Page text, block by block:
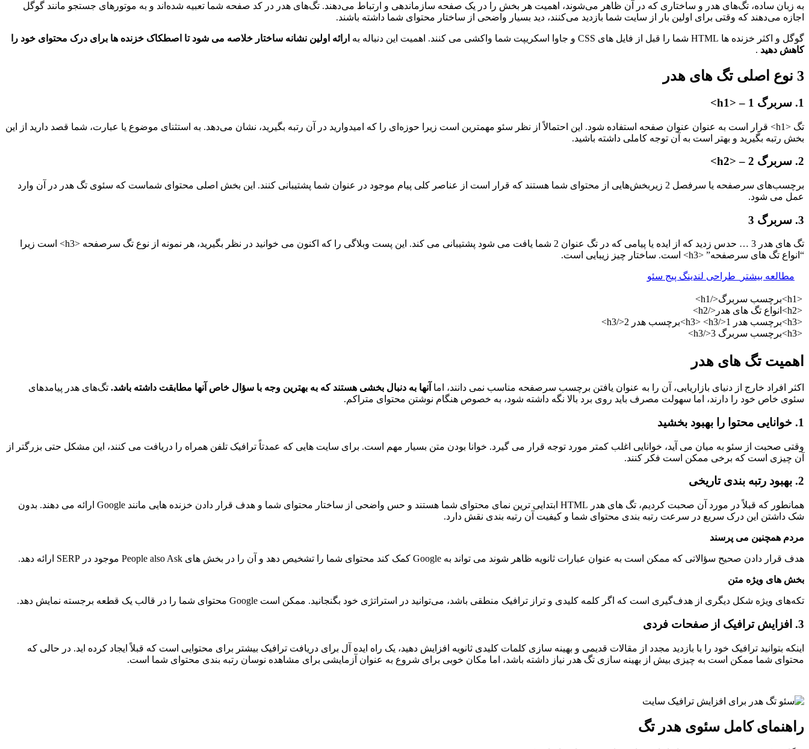
به زبان ساده، تگ‌های هدر و ساختاری که در آن ظاهر می‌شوند، اهمیت هر بخش را در یک صفحه سازماندهی و ارتباط می‌دهند. تگ‌های هدر در کد صفحه شما تعبیه شده‌اند و به موتورهای جستجو مانند گوگل
اجازه می‌دهند که وقتی برای اولین بار از سایت شما بازدید می‌کنند، دید بسیار واضحی از ساختار محتوای شما داشته باشند.
گوگل و اکثر خزنده ها HTML شما را قبل از فایل های CSS و جاوا اسکریپت شما واکشی می کنند. اهمیت این دنباله به
ارائه اولین نشانه ساختار خلاصه می شود تا اصطکاک خزنده ها برای درک محتوای خود را
کاهش دهید .
3 نوع اصلی تگ های هدر
1. سربرگ 1 – <h1>
تگ <h1> قرار است به عنوان عنوان صفحه استفاده شود. این احتمالاً از نظر سئو مهمترین است زیرا حوزه‌ای را که امیدوارید در آن رتبه بگیرید، نشان می‌دهد. به استثنای موضوع یا عبارت، شما قصد دارید از این
بخش رتبه بگیرید و بهتر است به آن توجه کاملی داشته باشید.
2. سربرگ 2 – <h2>
برچسب‌های سرصفحه یا سرفصل 2 زیربخش‌هایی از محتوای شما هستند که قرار است از عناصر کلی پیام موجود در عنوان شما پشتیبانی کنند. این بخش اصلی محتوای شماست که سئوی تگ هدر در آن وارد
عمل می شود.
3. سربرگ 3
تگ های هدر 3 … حدس زدید که از ایده یا پیامی که در تگ عنوان 2 شما یافت می شود پشتیبانی می کند. این پست وبلاگی را که اکنون می خوانید در نظر بگیرید، هر نمونه از نوع تگ سرصفحه <h3> است زیرا
“انواع تگ های سرصفحه” <h3> است. ساختار چیز زیبایی است.
مطالعه بیشتر طراحی لندینگ پیج سئو
<h1>برچسب سربرگ</h1>
<h2>انواع تگ های هدر</h2>
<h3>برچسب هدر 1</h3> <h3>برچسب هدر 2</h3>
<h3>برچسب سربرگ 3</h3>
اهمیت تگ های هدر
اکثر افراد خارج از دنیای بازاریابی، آن را به عنوان یافتن برچسب سرصفحه مناسب نمی دانند، اما آنها به دنبال بخشی هستند که به بهترین وجه با سؤال خاص آنها مطابقت داشته باشد. تگ‌های هدر پیامدهای
سئوی خاص خود را دارند، اما سهولت مصرف باید روی برد بالا نگه داشته شود، به خصوص هنگام نوشتن محتوای متراکم.
1. خوانایی محتوا را بهبود بخشید
وقتی صحبت از سئو به میان می آید، خوانایی اغلب کمتر مورد توجه قرار می گیرد. خوانا بودن متن بسیار مهم است. برای سایت هایی که عمدتاً ترافیک تلفن همراه را دریافت می کنند، این مشکل حتی بزرگتر از
آن چیزی است که برخی ممکن است فکر کنند.
2. بهبود رتبه بندی تاریخی
همانطور که قبلاً در مورد آن صحبت کردیم، تگ های هدر HTML ابتدایی ترین نمای محتوای شما هستند و حس واضحی از ساختار محتوای شما و هدف قرار دادن خزنده هایی مانند Google ارائه می دهند. بدون
شک داشتن این درک سریع در سرعت رتبه بندی محتوای شما و کیفیت آن رتبه بندی نقش دارد.
مردم همچنین می پرسند
هدف قرار دادن صحیح سؤالاتی که ممکن است به عنوان عبارات ثانویه ظاهر شوند می تواند به Google کمک کند محتوای شما را تشخیص دهد و آن را در بخش های People also Ask موجود در SERP ارائه دهد.
بخش های ویژه متن
تکه‌های ویژه شکل دیگری از هدف‌گیری است که اگر کلمه کلیدی و تراز ترافیک منطقی باشد، می‌توانید در استراتژی خود بگنجانید. ممکن است Google محتوای شما را در قالب یک قطعه برجسته نمایش دهد.
3. افزایش ترافیک از صفحات فردی
اینکه بتوانید ترافیک خود را با بازدید مجدد از مقالات قدیمی و بهینه سازی کلمات کلیدی ثانویه افزایش دهید، یک راه ایده آل برای دریافت ترافیک بیشتر برای محتوایی است که قبلاً ایجاد کرده اید. در حالی که
محتوای شما ممکن است به چیزی بیش از بهینه سازی تگ هدر نیاز داشته باشد، اما مکان خوبی برای شروع به عنوان آزمایشی برای مشاهده نوسان رتبه بندی محتوای شما است.
راهنمای کامل سئوی هدر تگ